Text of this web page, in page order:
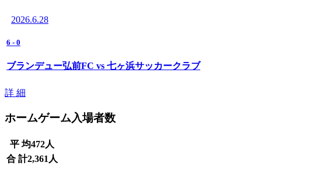
2026.6.28
6 - 0
ブランデュー弘前FC vs 七ヶ浜サッカークラブ
詳 細
ホームゲーム入場者数
平 均472人
合 計2,361 人